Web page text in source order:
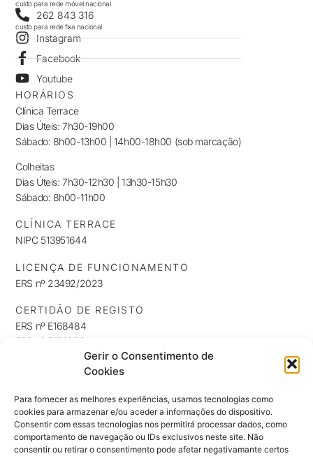
Gerir o Consentimento de
Cookies
Para fornecer as melhores experiências, usamos tecnologias como
cookies para armazenar e/ou aceder a informações do dispositivo.
Consentir com essas tecnologias nos permitirá processar dados, como
comportamento de navegação ou IDs exclusivos neste site. Não
consentir ou retirar o consentimento pode afetar negativamante certos
custo para rede móvel nacional
262 843 316
custo para rede fixa nacional
Instagram
Facebook
Youtube
HORÁRIOS
Clínica Terrace
Dias Úteis: 7h30-19h00
Sábado: 8h00-13h00 | 14h00-18h00 (sob marcação)
Colheitas
Dias Úteis: 7h30-12h30 | 13h30-15h30
Sábado: 8h00-11h00
CLÍNICA TERRACE
NIPC 513951644
LICENÇA DE FUNCIONAMENTO
ERS nº 23492/2023
CERTIDÃO DE REGISTO
ERS nº E168484
ERS nº E176253
ERS nº E176254
Política de Privacidade
Política de Cookies
NEWSLETTER
Mantenha-se a par das nossas novidades exclusivas e promoções